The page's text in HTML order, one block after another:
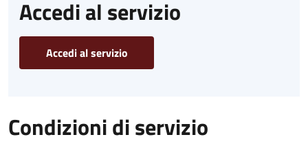
Accedi al servizio
Accedi al servizio
Condizioni di servizio